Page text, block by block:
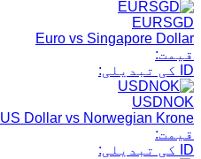
EURSGD
Euro vs Singapore Dollar
قیمت:
ID کی تبدیلی:
USDNOK
US Dollar vs Norwegian Krone
قیمت:
ID کی تبدیلی: